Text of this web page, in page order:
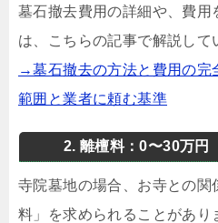
墓石撤去費用の詳細や、費用
は、こちらの記事で解説して
→墓石撤去の方法と費用の完
範囲と業者に頼む基準
2. 離檀料：0〜30万円
寺院墓地の場合、お寺との関
料」を求められることがあり